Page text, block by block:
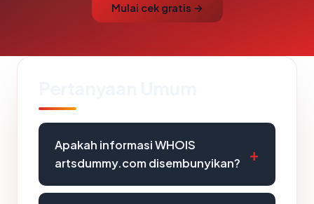
Mulai cek gratis →
Apakah informasi WHOIS
artsdummy.com disembunyikan?